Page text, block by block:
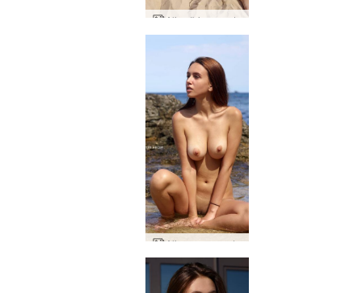
Alisa Ibizan ranta
Alisa merenranta